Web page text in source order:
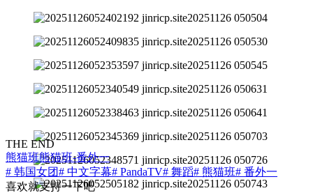
THE END
熊猫班熊猫班-番外一
# 韩国女团# 中文字幕# PandaTV# 舞蹈# 熊猫班# 番外一
喜欢就支持一下吧